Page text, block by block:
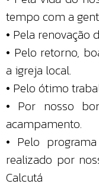
tempo com a
• Pela renovação
• Pelo retorno,
a igreja local.
• Pelo ótimo
• Por nosso
acampamento.
• Pelo
realizado por
Calcutá